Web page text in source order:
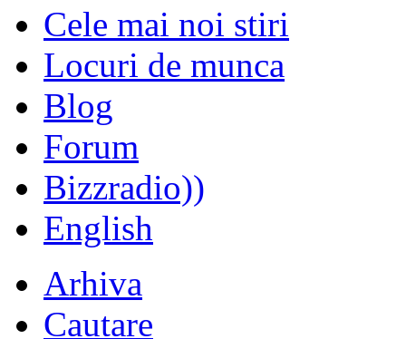
Cele mai noi stiri
Locuri de munca
Blog
Forum
Bizzradio))
English
Arhiva
Cautare